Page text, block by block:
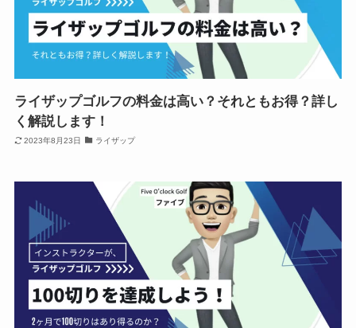
ライザップゴルフの料金は高い？それともお得？詳し
く解説します！
2023年8月23日 ライザップ